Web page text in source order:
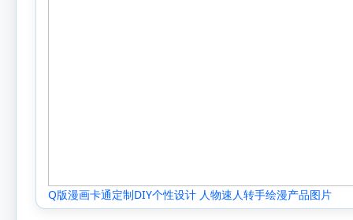
Q版漫画卡通定制DIY个性设计 人物速人转手绘漫产品图片